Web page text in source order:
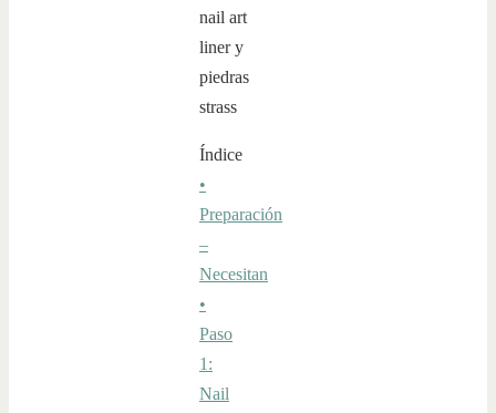
Índice
•
Preparación
–
Necesitan
•
Paso
1:
Nail